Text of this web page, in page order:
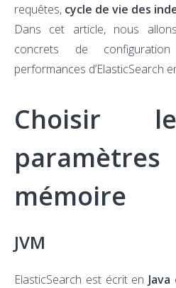
requêtes, cycle de vie des
Dans cet article, nous
concrets de
performances d’ElasticSearch
Choisir
mémoire
JVM
ElasticSearch est écrit en Java